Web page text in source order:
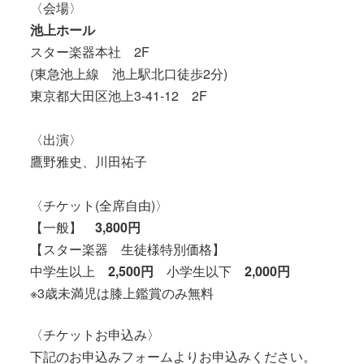
〈会場〉
池上ホール
スター楽器本社 2F
(東急池上線 池上駅北口徒歩2分)
東京都大田区池上3-41-12 2F
〈出演〉
鷹野雅史、川田祐子
〈チケット(全席自由)〉
【一般】 3,800円
【スター楽器 生徒様特別価格】
中学生以上 2,500円 小学生以下 2,000円
※3歳未満児は膝上鑑賞のみ無料
〈チケットお申込み〉
下記のお申込みフォームよりお申込みください。